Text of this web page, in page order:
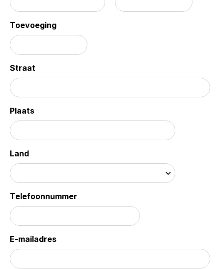
Toevoeging
Straat
Plaats
Land
Telefoonnummer
E-mailadres